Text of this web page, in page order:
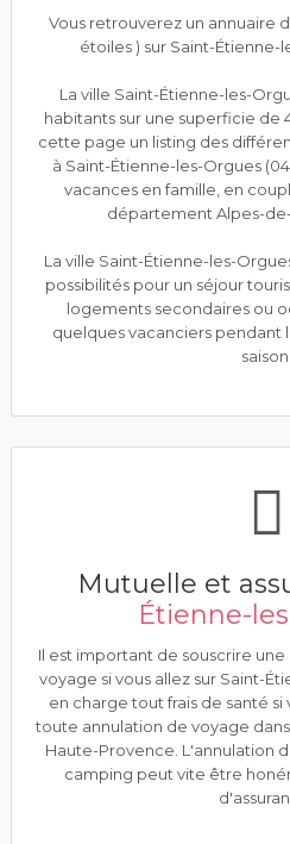
Vous retrouverez un annuaire
étoiles ) sur Saint-Étienne-
La ville Saint-Étienne-les-
habitants sur une superficie de
cette page un listing des
à Saint-Étienne-les-Orgues
vacances en famille, en
département Alpes-
La ville Saint-Étienne-les-
possibilités pour un séjour
logements secondaires ou
quelques vacanciers pendant
saison.
Mutuelle et
Étienne-
Il est important de souscrire
voyage si vous allez sur Saint-
en charge tout frais de santé
toute annulation de voyage
Haute-Provence. L'annulation
camping peut vite être